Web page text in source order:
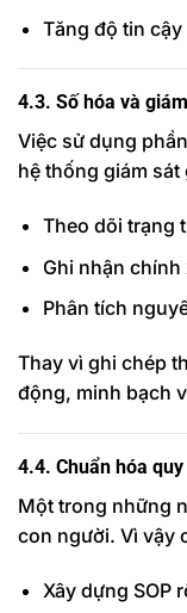
Tăng độ tin cậy
4.3. Số hóa và
Việc sử dụng
hệ thống giám sát
Theo dõi trạng
Ghi nhận
Phân tích
Thay vì ghi chép
động, minh bạch
4.4. Chuẩn hóa
Một trong những
con người. Vì vậy
Xây dựng SOP